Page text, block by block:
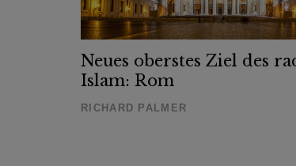
Neues oberstes Ziel des
Islam: Rom
RICHARD PALMER